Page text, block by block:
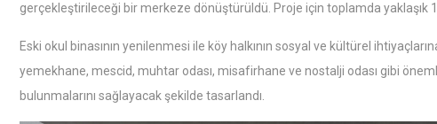
gerçekleştirileceği bir merkeze dönüştürüldü. Proje için toplamda yaklaşık
Eski okul binasının yenilenmesi ile köy halkının sosyal ve kültürel
yemekhane, mescid, muhtar odası, misafirhane ve nostalji odası gibi
bulunmalarını sağlayacak şekilde tasarlandı.